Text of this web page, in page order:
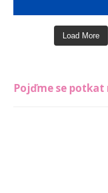
Load More
Pojďme se potkat